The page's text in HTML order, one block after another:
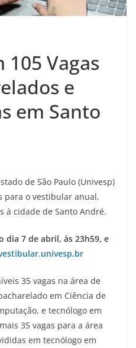
Vagas
e
em Santo
de São Paulo (Univesp)
para o vestibular anual,
à cidade de Santo André.
dia 7 de abril, às 23h59, e
35 vagas na área de
em Ciência de
e tecnólogo em
35 vagas para a área
em tecnólogo em